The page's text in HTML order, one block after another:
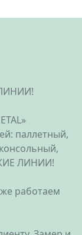
паллетный,
ЛИНИИ!
работаем